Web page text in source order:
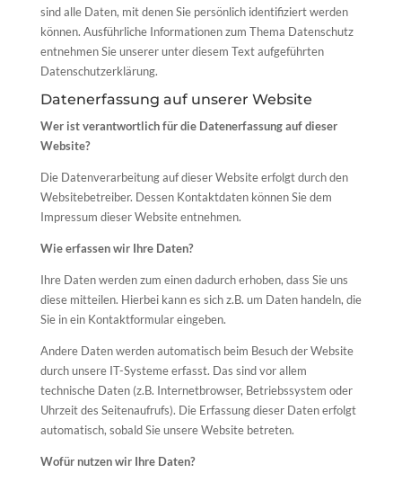
sind alle Daten, mit denen Sie persönlich identifiziert werden
können. Ausführliche Informationen zum Thema Datenschutz
entnehmen Sie unserer unter diesem Text aufgeführten
Datenschutzerklärung.
Datenerfassung auf unserer Website
Wer ist verantwortlich für die Datenerfassung auf dieser
Website?
Die Datenverarbeitung auf dieser Website erfolgt durch den
Websitebetreiber. Dessen Kontaktdaten können Sie dem
Impressum dieser Website entnehmen.
Wie erfassen wir Ihre Daten?
Ihre Daten werden zum einen dadurch erhoben, dass Sie uns
diese mitteilen. Hierbei kann es sich z.B. um Daten handeln, die
Sie in ein Kontaktformular eingeben.
Andere Daten werden automatisch beim Besuch der Website
durch unsere IT-Systeme erfasst. Das sind vor allem
technische Daten (z.B. Internetbrowser, Betriebssystem oder
Uhrzeit des Seitenaufrufs). Die Erfassung dieser Daten erfolgt
automatisch, sobald Sie unsere Website betreten.
Wofür nutzen wir Ihre Daten?